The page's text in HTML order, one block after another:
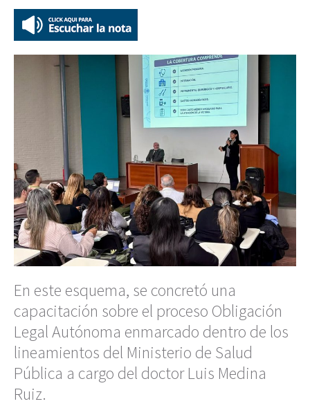
En este esquema, se concretó una
capacitación sobre el proceso Obligación
Legal Autónoma enmarcado dentro de los
lineamientos del Ministerio de Salud
Pública a cargo del doctor Luis Medina
Ruiz.